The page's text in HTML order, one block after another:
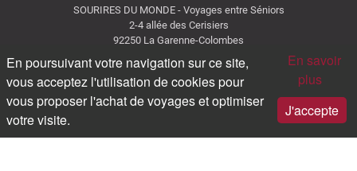
SOURIRES DU MONDE - Voyages entre Séniors
2-4 allée des Cerisiers
92250 La Garenne-Colombes
Immatriculation IM092120009
En poursuivant votre navigation sur ce site,
vous acceptez l'utilisation de cookies pour
vous proposer l'achat de voyages et optimiser
votre visite.
En savoir
plus
J'accepte